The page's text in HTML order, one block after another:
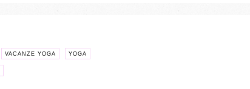
VACANZE YOGA YOGA